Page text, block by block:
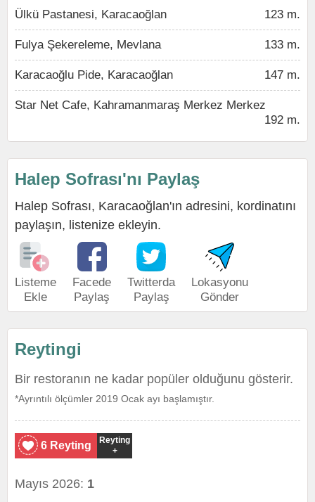
Ülkü Pastanesi, Karacaoğlan 123 m.
Fulya Şekereleme, Mevlana 133 m.
Karacaoğlu Pide, Karacaoğlan 147 m.
Star Net Cafe, Kahramanmaraş Merkez Merkez
192 m.
Halep Sofrası'nı Paylaş
Halep Sofrası, Karacaoğlan'ın adresini, kordinatını
paylaşın, listenize ekleyin.
Listeme
Ekle
Facede
Paylaş
Twitterda
Paylaş
Lokasyonu
Gönder
Reytingi
Bir restoranın ne kadar popüler olduğunu gösterir.
*Ayrıntılı ölçümler 2019 Ocak ayı başlamıştır.
6 Reyting
Reyting
+
Mayıs 2026: 1